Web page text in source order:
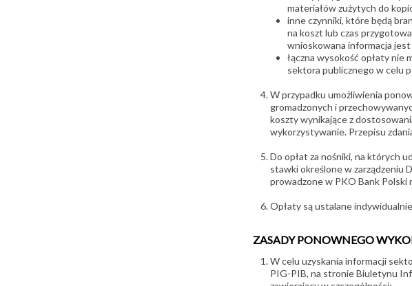
materiałów zużytych do
inne czynniki, które będą
na koszt lub czas
wnioskowana informacja
łączna wysokość opłaty
sektora publicznego w celu
W przypadku umożliwienia
gromadzonych i
koszty wynikające z
wykorzystywanie. Przepisu
Do opłat za nośniki, na których
stawki określone w zarządzeniu
prowadzone w PKO Bank
Opłaty są ustalane
ZASADY PONOWNEGO
W celu uzyskania informacji
PIG-PIB, na stronie Biuletynu